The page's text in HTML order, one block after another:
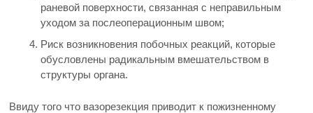
раневой поверхности, связанная с неправильным
уходом за послеоперационным швом;
Риск возникновения побочных реакций, которые
обусловлены радикальным вмешательством в
структуры органа.
Ввиду того что вазорезекция приводит к пожизненному